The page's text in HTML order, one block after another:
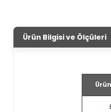
Ürün Bilgisi ve Ölçüleri